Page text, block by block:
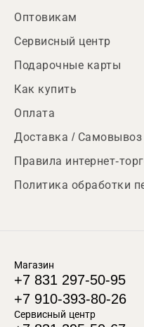
Оптовикам
Сервисный центр
Подарочные карты
Как купить
Оплата
Доставка / Самовывоз
Правила интернет-
Политика обработки
Магазин
+7 831 297-50-95
+7 910-393-80-26
Сервисный центр